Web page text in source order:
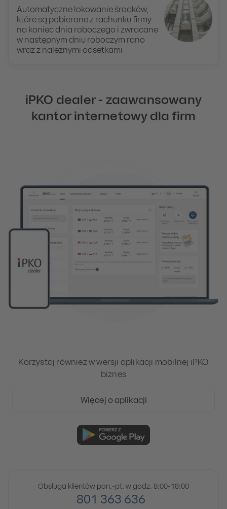
Automatyczne lokowanie środków,
które są pobierane z rachunku firmy
na koniec dnia roboczego i zwracane
w następnym dniu roboczym rano
wraz z należnymi odsetkami
iPKO dealer - zaawansowany
kantor internetowy dla firm
Korzystaj również w wersji aplikacji mobilnej iPKO
biznes
Więcej o aplikacji
Obsługa klientów pon.-pt. w godz. 8:00-18:00
801 363 636